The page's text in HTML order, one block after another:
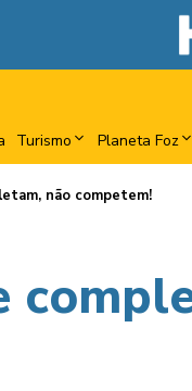
Turismo Planeta Foz
não competem!